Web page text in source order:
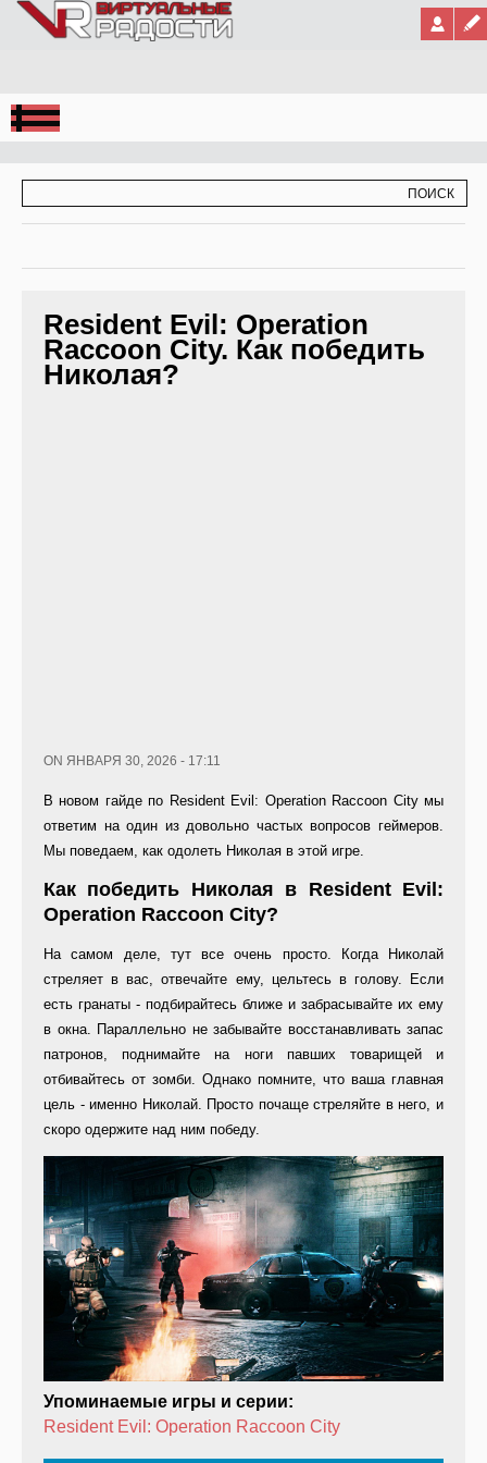
Jump to Navigation
Resident Evil: Operation
Raccoon City. Как победить
Николая?
ON ЯНВАРЯ 30, 2026 - 17:11
В новом гайде по Resident Evil: Operation Raccoon City мы
ответим на один из довольно частых вопросов геймеров.
Мы поведаем, как одолеть Николая в этой игре.
Как победить Николая в Resident Evil:
Operation Raccoon City?
На самом деле, тут все очень просто. Когда Николай
стреляет в вас, отвечайте ему, цельтесь в голову. Если
есть гранаты - подбирайтесь ближе и забрасывайте их ему
в окна. Параллельно не забывайте восстанавливать запас
патронов, поднимайте на ноги павших товарищей и
отбивайтесь от зомби. Однако помните, что ваша главная
цель - именно Николай. Просто почаще стреляйте в него, и
скоро одержите над ним победу.
Упоминаемые игры и серии:
Resident Evil: Operation Raccoon City